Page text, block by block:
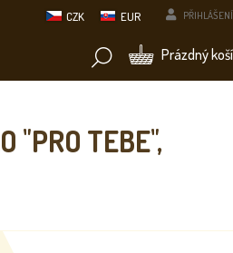
CZK EUR PŘIHLÁŠENÍ
NÁKUPNÍ
Prázdný
"PRO TEBE",